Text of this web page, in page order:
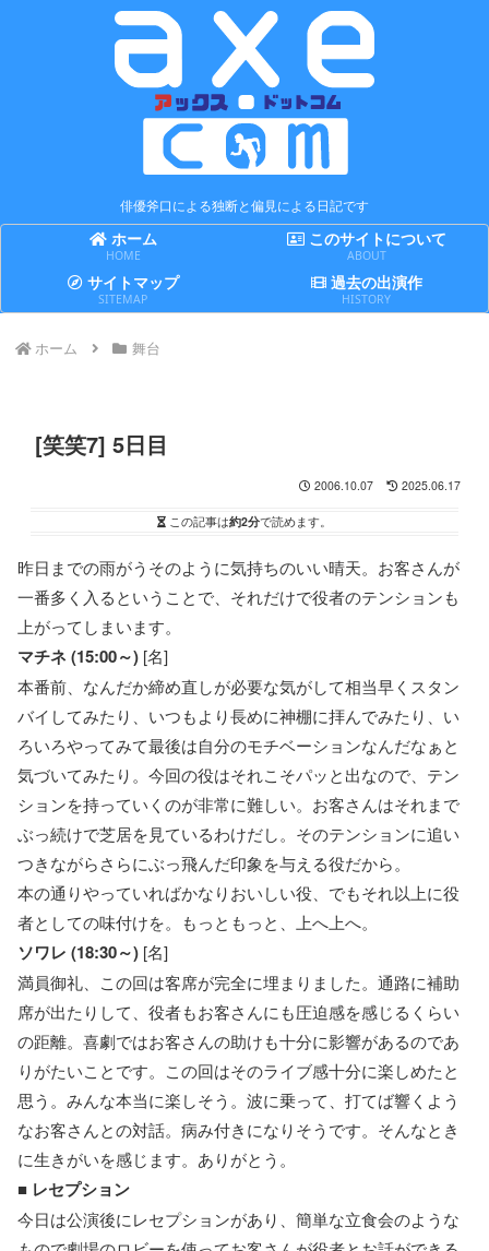
俳優斧口による独断と偏見による日記です
ホーム
HOME
このサイトについて
ABOUT
サイトマップ
SITEMAP
過去の出演作
HISTORY
ホーム 舞台
[笑笑7] 5日目
2006.10.07 2025.06.17
この記事は約2分で読めます。
昨日までの雨がうそのように気持ちのいい晴天。お客さんが
一番多く入るということで、それだけで役者のテンションも
上がってしまいます。
マチネ (15:00～) [名]
本番前、なんだか締め直しが必要な気がして相当早くスタン
バイしてみたり、いつもより長めに神棚に拝んでみたり、い
ろいろやってみて最後は自分のモチベーションなんだなぁと
気づいてみたり。今回の役はそれこそパッと出なので、テン
ションを持っていくのが非常に難しい。お客さんはそれまで
ぶっ続けで芝居を見ているわけだし。そのテンションに追い
つきながらさらにぶっ飛んだ印象を与える役だから。
本の通りやっていればかなりおいしい役、でもそれ以上に役
者としての味付けを。もっともっと、上へ上へ。
ソワレ (18:30～) [名]
満員御礼、この回は客席が完全に埋まりました。通路に補助
席が出たりして、役者もお客さんにも圧迫感を感じるくらい
の距離。喜劇ではお客さんの助けも十分に影響があるのであ
りがたいことです。この回はそのライブ感十分に楽しめたと
思う。みんな本当に楽しそう。波に乗って、打てば響くよう
なお客さんとの対話。病み付きになりそうです。そんなとき
に生きがいを感じます。ありがとう。
■ レセプション
今日は公演後にレセプションがあり、簡単な立食会のような